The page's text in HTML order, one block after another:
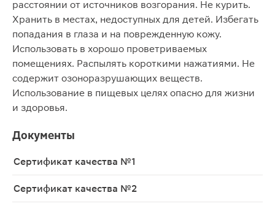
расстоянии от источников возгорания. Не курить.
Хранить в местах, недоступных для детей. Избегать
попадания в глаза и на поврежденную кожу.
Использовать в хорошо проветриваемых
помещениях. Распылять короткими нажатиями. Не
содержит озоноразрушающих веществ.
Использование в пищевых целях опасно для жизни
и здоровья.
Документы
Сертификат качества №1
Сертификат качества №2